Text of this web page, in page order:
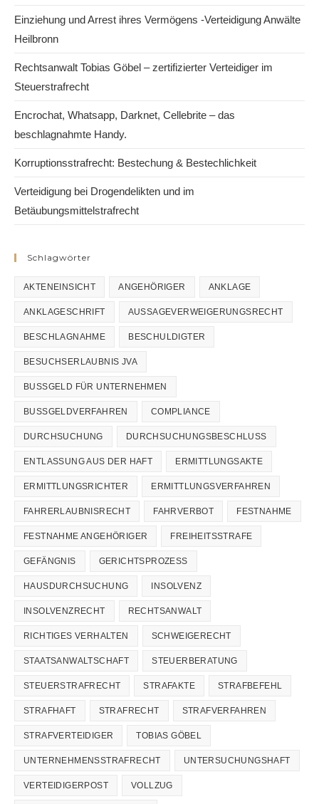
Einziehung und Arrest ihres Vermögens -Verteidigung Anwälte
Heilbronn
Rechtsanwalt Tobias Göbel – zertifizierter Verteidiger im
Steuerstrafrecht
Encrochat, Whatsapp, Darknet, Cellebrite – das
beschlagnahmte Handy.
Korruptionsstrafrecht: Bestechung & Bestechlichkeit
Verteidigung bei Drogendelikten und im
Betäubungsmittelstrafrecht
Schlagwörter
AKTENEINSICHT ANGEHÖRIGER ANKLAGE
ANKLAGESCHRIFT AUSSAGEVERWEIGERUNGSRECHT
BESCHLAGNAHME BESCHULDIGTER
BESUCHSERLAUBNIS JVA
BUSSGELD FÜR UNTERNEHMEN
BUSSGELDVERFAHREN COMPLIANCE
DURCHSUCHUNG DURCHSUCHUNGSBESCHLUSS
ENTLASSUNG AUS DER HAFT ERMITTLUNGSAKTE
ERMITTLUNGSRICHTER ERMITTLUNGSVERFAHREN
FAHRERLAUBNISRECHT FAHRVERBOT FESTNAHME
FESTNAHME ANGEHÖRIGER FREIHEITSSTRAFE
GEFÄNGNIS GERICHTSPROZESS
HAUSDURCHSUCHUNG INSOLVENZ
INSOLVENZRECHT RECHTSANWALT
RICHTIGES VERHALTEN SCHWEIGERECHT
STAATSANWALTSCHAFT STEUERBERATUNG
STEUERSTRAFRECHT STRAFAKTE STRAFBEFEHL
STRAFHAFT STRAFRECHT STRAFVERFAHREN
STRAFVERTEIDIGER TOBIAS GÖBEL
UNTERNEHMENSSTRAFRECHT UNTERSUCHUNGSHAFT
VERTEIDIGERPOST VOLLZUG